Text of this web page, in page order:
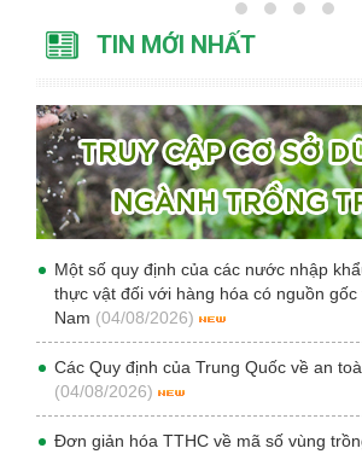
TIN MỚI NHẤT
Một số quy định của các nước nhập
thực vật đối với hàng hóa có nguồn
Nam (04/08/2026)
Các Quy định của Trung Quốc về an
(04/08/2026)
Đơn giản hóa TTHC về mã số vùng